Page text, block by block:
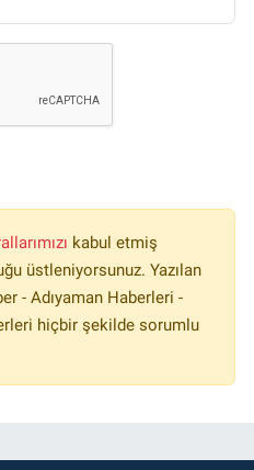
kabul etmiş
üstleniyorsunuz. Yazılan
- Adıyaman Haberleri -
hiçbir şekilde sorumlu